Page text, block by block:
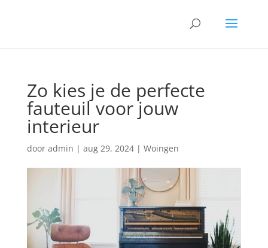
Zo kies je de perfecte
fauteuil voor jouw
interieur
door admin | aug 29, 2024| Woingen